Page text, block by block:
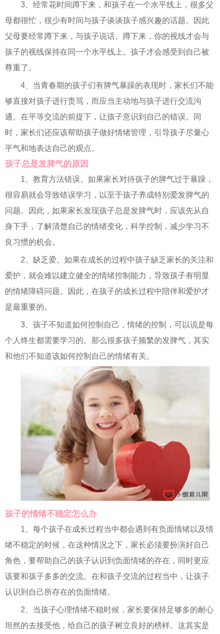
3、经常花时间蹲下来，和孩子在一个水平线上，很多父
母都很忙，很少有时间与孩子谈谈孩子感兴趣的话题。因此
父母要经常蹲下来，与孩子说话。蹲下来，你的视线才会与
孩子的视线保持在同一个水平线上。孩子才会感受到自己被
尊重了。
4、当青春期的孩子们有脾气暴躁的表现时，家长们不能
够直接对孩子进行责骂，而应当主动地与孩子进行交流沟
通。在平等交流的前提下，让孩子意识到自己的错误。同
时，家长们还应该帮助孩子做好情绪管理，引导孩子尽量心
平气和地表达自己的观点。
孩子总是发脾气的原因
1、教育方法错误。如果家长对待孩子的脾气过于暴躁，
很容易就会导致错误学习，以至于孩子养成特别爱发脾气的
问题。因此，如果家长发现孩子总是发脾气时，应该先从自
身下手，了解清楚自己的情绪变化，科学控制，减少学习不
良习惯的机会。
2、缺乏爱。如果在成长的过程中孩子缺乏家长的关注和
爱护，就会难以建立健全的情绪控制能力，导致孩子有明显
的情绪障碍问题。因此，在孩子的成长过程中陪伴和爱护才
是最重要的。
3、孩子不知道如何控制自己，情绪的控制，可以说是每
个人终生都需要学习的。那么很多孩子频繁的发脾气，其实
和他们不知道该如何控制自己的情绪有关。
孩子的情绪不稳定怎么办
1、每个孩子在成长过程当中都会遇到有负面情绪以及情
绪不稳定的时候，在这种情况之下，家长必须要扮演好自己
角色，要帮助自己的孩子认识到负面情绪的存在，同时更应
该要和孩子多多的交流。在和孩子交流的过程当中，让孩子
认识到自己所存在的负面情绪。
2、当孩子心理情绪不稳时候，家长要保持足够多的耐心
坦然的去接受他，给自己的孩子树立良好的榜样。这其实是